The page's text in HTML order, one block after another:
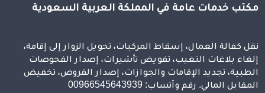
مكتب خدمات عامة في المملكة العربية السعودية
نقل كفالة العمال، إسقاط المركبات، تحويل الزوار إلى إقامة،
إلغاء بلاغات التغيب، تفويض تأشيرات، إصدار الفحوصات
الطبية، تجديد الإقامات والجوازات، إصدار القروض، تخفيض
المقابل المالي. رقم وآتساب: 00966545643939